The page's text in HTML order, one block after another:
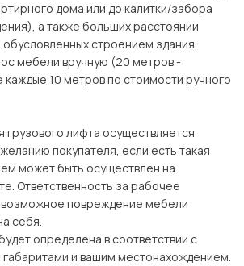
дома или до калитки/забора
а также больших расстояний
строением здания,
мебели вручную (20 метров -
10 метров по стоимости ручного
грузового лифта осуществляется
покупателя, если есть такая
может быть осуществлен на
Ответственность за рабочее
возможное повреждение мебели
себя.
определена в соответствии с
габаритами и вашим местонахождением.